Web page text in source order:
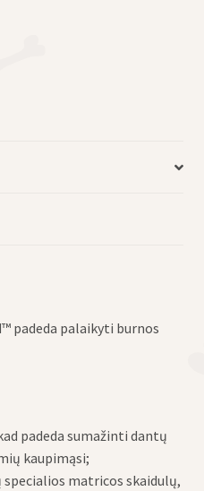
padeda palaikyti burnos
padeda sumažinti dantų
kaupimąsi;
specialios matricos skaidulų,